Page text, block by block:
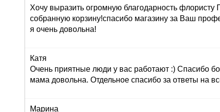
Хочу выразить огромную благодарность флористу
собранную корзину!спасибо магазину за Ваш
я очень довольна!
Катя
Очень приятные люди у вас работают :) Спасибо
мама довольна. Отдельное спасибо за ответы на
Марина